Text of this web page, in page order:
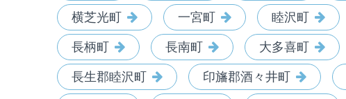
横芝光町 一宮町 睦沢町
長柄町 長南町 大多喜町
長生郡睦沢町 印旛郡酒々井町